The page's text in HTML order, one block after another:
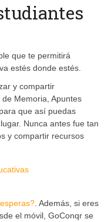
que te permitirá
estés donde estés.
y compartir
Memoria, Apuntes
que así puedas
Nunca antes fue tan
y compartir recursos
. Además, si eres
el móvil, GoConqr se